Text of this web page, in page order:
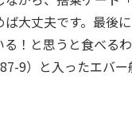
ば大丈夫です。最後
る！と思うと食べる
9）と入ったエバー